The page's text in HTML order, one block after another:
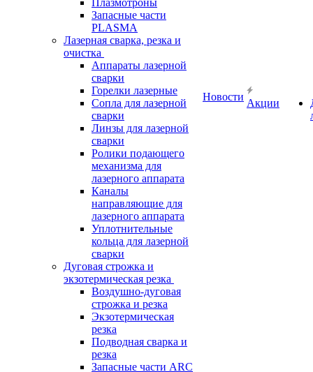
Плазмотроны
Запасные части
PLASMA
Лазерная сварка, резка и
очистка
Аппараты лазерной
сварки
Горелки лазерные
Сопла для лазерной
сварки
Линзы для лазерной
сварки
Ролики подающего
механизма для
лазерного аппарата
Каналы
направляющие для
лазерного аппарата
Уплотнительные
кольца для лазерной
сварки
Дуговая строжка и
экзотермическая резка
Воздушно-дуговая
строжка и резка
Экзотермическая
резка
Подводная сварка и
резка
Запасные части ARC
Новости
Акции